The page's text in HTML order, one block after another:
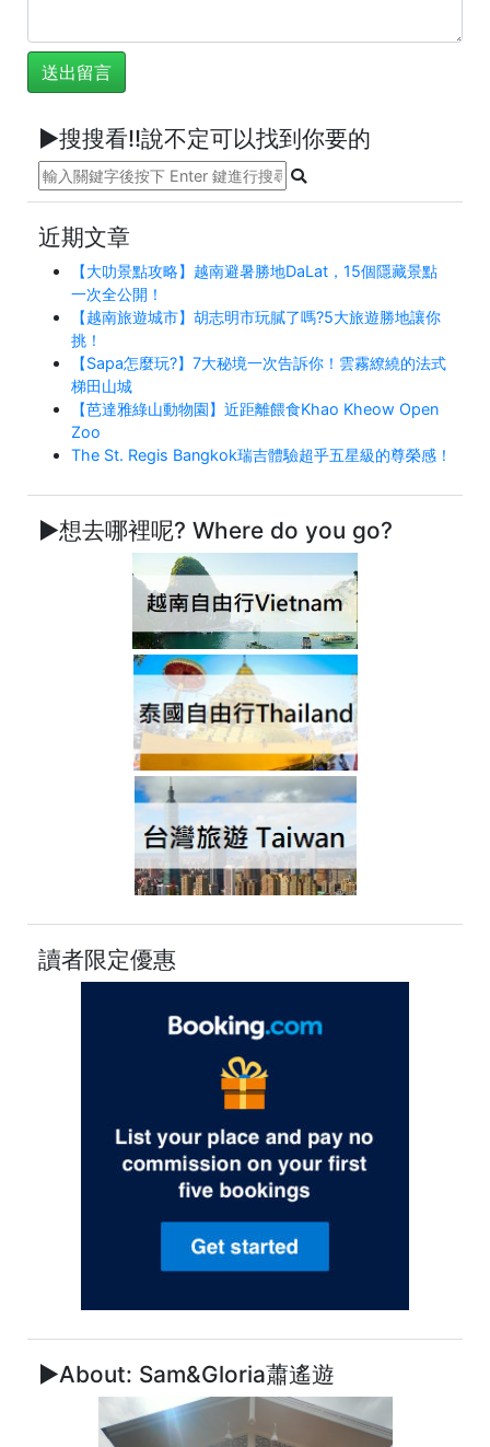
►搜搜看!!說不定可以找到你要的
近期文章
【大叻景點攻略】越南避暑勝地DaLat，15個隱藏景點
一次全公開！
【越南旅遊城市】胡志明市玩膩了嗎?5大旅遊勝地讓你
挑！
【Sapa怎麼玩?】7大秘境一次告訴你！雲霧繚繞的法式
梯田山城
【芭達雅綠山動物園】近距離餵食Khao Kheow Open
Zoo
The St. Regis Bangkok瑞吉體驗超乎五星級的尊榮感！
►想去哪裡呢? Where do you go?
讀者限定優惠
►About: Sam&Gloria蕭遙遊